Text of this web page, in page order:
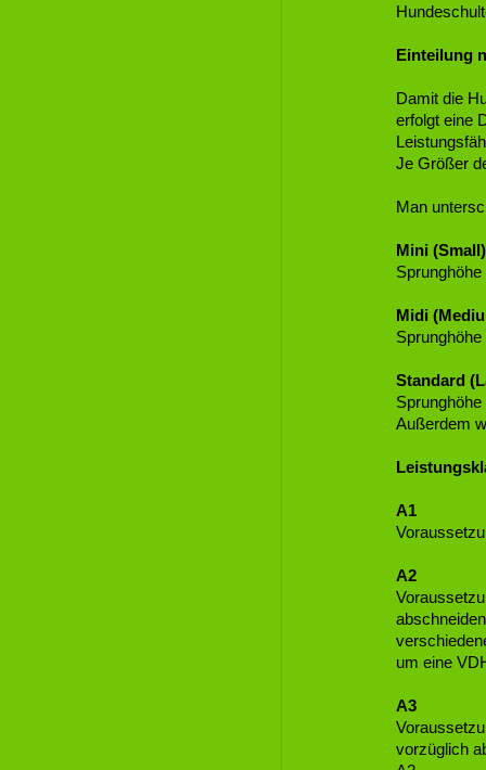
Einteilung
Damit die
erfolgt eine
Je Größer
Man
Mini (Small)
Midi
Standard
Außerdem
A1
A2
um eine
A3
vorzüglich